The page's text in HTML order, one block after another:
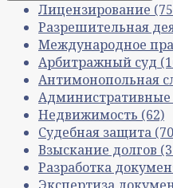
Лицензирование
Разрешительная
Международное
Арбитражный суд
Антимонопольная
Недвижимость (62)
Судебная защита
Взыскание долгов
Разработка